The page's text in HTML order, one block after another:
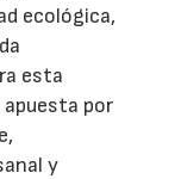
ecológica,
esta
por
y